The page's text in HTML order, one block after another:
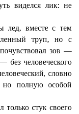
виделся лик: не
лед, вместе с тем
труп, но с
зов —
без человеческого
словно
но полную особой
стук своего